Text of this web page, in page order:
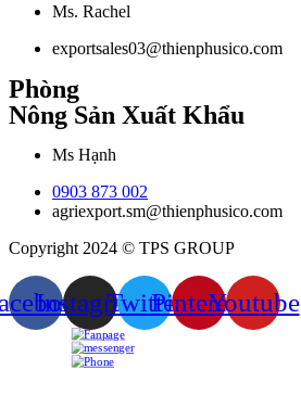
Ms. Rachel
exportsales03@thienphusico.com
Phòng
Nông Sản Xuất Khẩu
Ms Hạnh
0903 873 002
agriexport.sm@thienphusico.com
Copyright 2024 © TPS GROUP
InstagramTwitterPinterestYoutube